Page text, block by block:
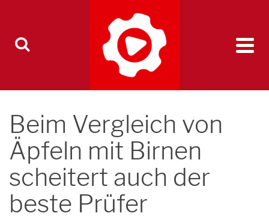
Beim Vergleich von
Äpfeln mit Birnen
scheitert auch der
beste Prüfer